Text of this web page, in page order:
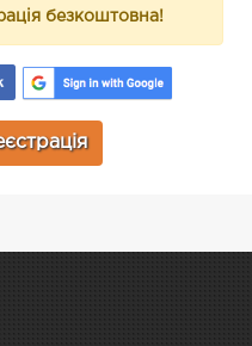
безкоштовна!